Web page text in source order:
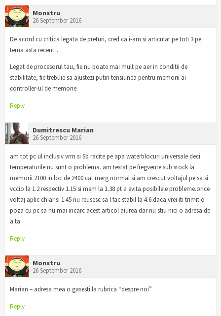
Monstru
26 September 2016
De acord cu critica legata de preturi, cred ca i-am si articulat pe toti 3 pe
tema asta recent…
Legat de procesorul tau, fie nu poate mai mult pe aer in conditii de
stabilitate, fie trebuie sa ajustezi putin tensiunea pentru memorii ai
controller-ul de memorie.
Reply
Dumitrescu Marian
26 September 2016
am tot pc ul inclusiv vrm si Sb racite pe apa waterblocuri universale deci
temperaturile nu sunt o problema. am testat pe fregvente sub stock la
memorii 2100 in loc de 2400 cat merg normal si am crescut voltajul pe sa si
vccio la 1.2 respectiv 1.15 si mem la 1.38 pt a evita posibilele probleme.orice
voltaj aplic chiar si 1.45 nu reusesc sa l fac stabil la 4.6.daca vrei iti trimit o
poza cu pc sa nu mai incarc acest articol aiurea dar nu stiu nici o adresa de
a ta.
Reply
Monstru
26 September 2016
Marian – adresa mea o gasesti la rubrica “despre noi”
Reply